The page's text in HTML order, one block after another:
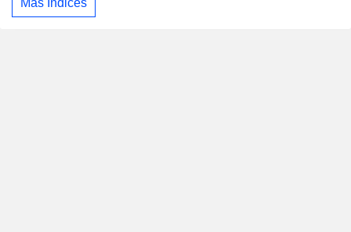
Más Indices